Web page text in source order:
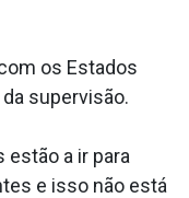
os Estados
supervisão.
a ir para
e isso não está